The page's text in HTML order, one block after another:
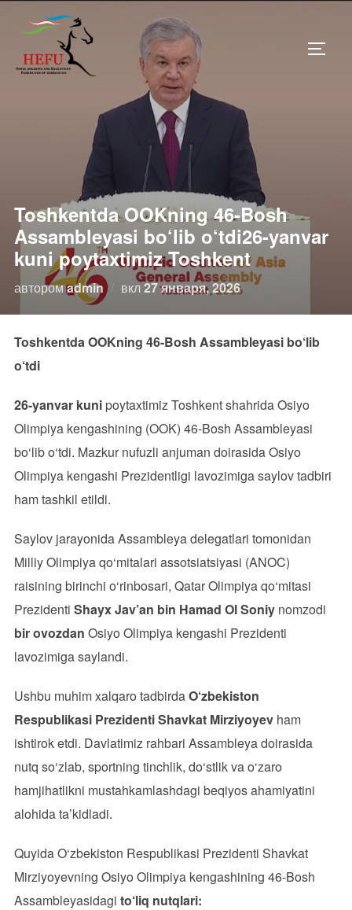
содержимому
Toshkentda OOKning 46-Bosh
Assambleyasi bo‘lib o‘tdi26-yanvar
kuni poytaxtimiz Toshkent
авторомadmin вклОпубликовано
27 января, 2026
Toshkentda OOKning 46-Bosh Assambleyasi bo‘lib
o‘tdi
26-yanvar kunipoytaxtimiz Toshkent shahrida Osiyo
Olimpiya kengashining (OOK) 46-Bosh Assambleyasi
bo‘lib o‘tdi. Mazkur nufuzli anjuman doirasida Osiyo
Olimpiya kengashi Prezidentligi lavozimiga saylov tadbiri
ham tashkil etildi.
Saylov jarayonida Assambleya delegatlari tomonidan
Milliy Olimpiya qo‘mitalari assotsiatsiyasi (ANOC)
raisining birinchi o‘rinbosari, Qatar Olimpiya qo‘mitasi
Prezidenti Shayx Jav’an bin Hamad Ol Soniynomzodi
bir ovozdan Osiyo Olimpiya kengashi Prezidenti
lavozimiga saylandi.
Ushbu muhim xalqaro tadbirdaO‘zbekiston
Respublikasi Prezidenti Shavkat Mirziyoyevham
ishtirok etdi. Davlatimiz rahbari Assambleya doirasida
nutq so‘zlab, sportning tinchlik, do‘stlik va o‘zaro
hamjihatlikni mustahkamlashdagi beqiyos ahamiyatini
alohida ta’kidladi.
Quyida O‘zbekiston Respublikasi Prezidenti Shavkat
Mirziyoyevning Osiyo Olimpiya kengashining 46-Bosh
Assambleyasidagi to‘liq nutqlari: